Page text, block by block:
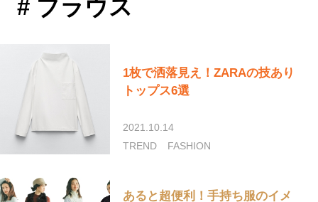
# ブラウス
1枚で洒落見え！ZARAの技あり
トップス6選
2021.10.14
TREND
FASHION
あると超便利！手持ち服のイメ